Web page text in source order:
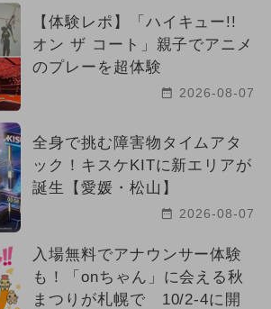
【体験レポ】「ハイキュー!!
オン ザ コート」親子でアニメ
のプレーを超体験
2026-08-07
全身で挑む障害物タイムアタ
ック！キスケKITに新エリアが
誕生【愛媛・松山】
2026-08-07
入場無料でアナウンサー体験
も！「onちゃん」に会える秋
まつりが札幌で 10/2-4に開